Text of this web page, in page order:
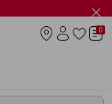
le
info
0